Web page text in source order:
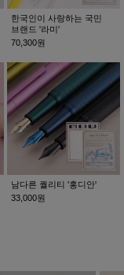
한국인이 사랑하는 국민
브랜드 '라미'
70,300원
남다른 퀄리티 '홍디안'
33,000원